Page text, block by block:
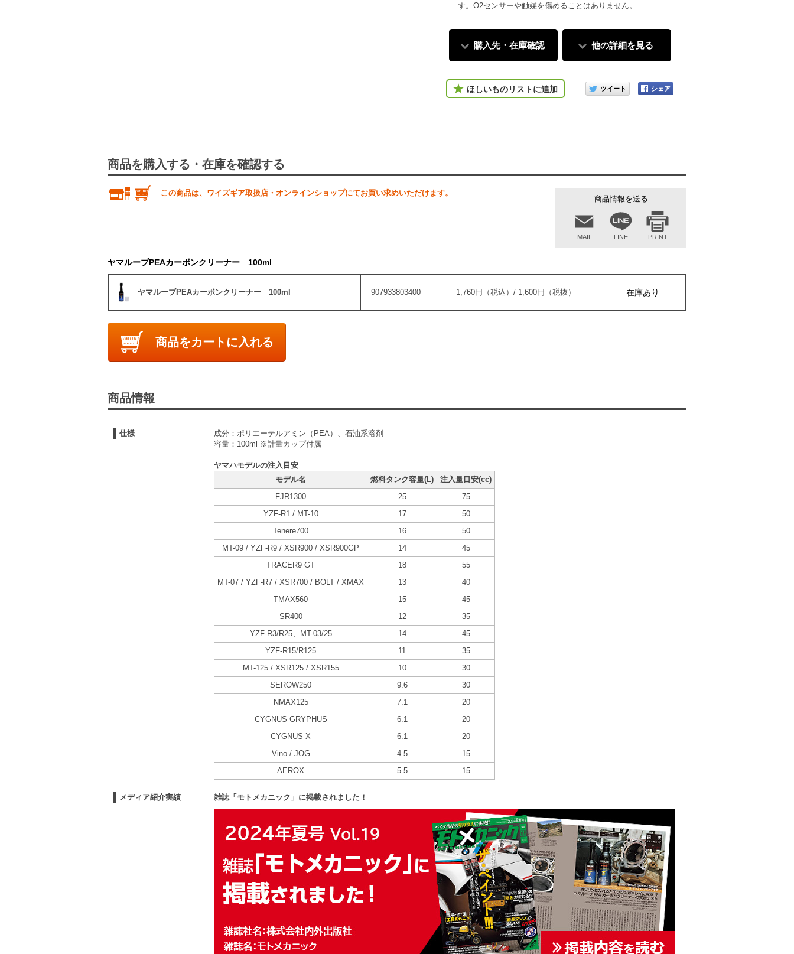
す。O2センサーや触媒を傷めることはありません。
購入先・在庫確認 他の詳細を見る
ほしいものリストに追加
このアイテムをシェアする
商品を購入する・在庫を確認する
商品情報を送る
MAIL LINE PRINT
この商品は、ワイズギア取扱店・オンラインショップにてお買い求めいただけます。
ヤマルーブPEAカーボンクリーナー 100ml
ヤマルーブPEAカーボンクリーナー 100ml 907933803400 1,760円（税込）/ 1,600円（税抜） 在庫あり
商品をカートに入れる
商品情報
仕様
成分：ポリエーテルアミン（PEA）、石油系溶剤
容量：100ml ※計量カップ付属
ヤマハモデルの注入目安
モデル名
燃料タンク容量(L)
注入量目安(cc)
FJR1300
25
75
YZF-R1 / MT-10
17
50
Tenere700
16
50
MT-09 / YZF-R9 / XSR900 / XSR900GP
14
45
TRACER9 GT
18
55
MT-07 / YZF-R7 / XSR700 / BOLT / XMAX
13
40
TMAX560
15
45
SR400
12
35
YZF-R3/R25、MT-03/25
14
45
YZF-R15/R125
11
35
MT-125 / XSR125 / XSR155
10
30
SEROW250
9.6
30
NMAX125
7.1
20
CYGNUS GRYPHUS
6.1
20
CYGNUS X
6.1
20
Vino / JOG
4.5
15
AEROX
5.5 15
メディア紹介実績 雑誌「モトメカニック」に掲載されました！